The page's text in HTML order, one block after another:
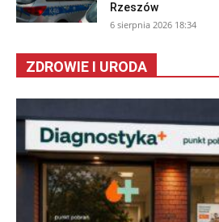
Rzeszów
6 sierpnia 2026 18:34
ZDROWIE I URODA